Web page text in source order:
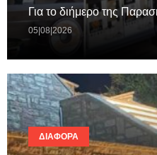
Για το διήμερο της
05|08|2026
ΔΙΆΦΟΡΑ